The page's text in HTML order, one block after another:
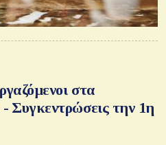
στα
Συγκεντρώσεις την 1η